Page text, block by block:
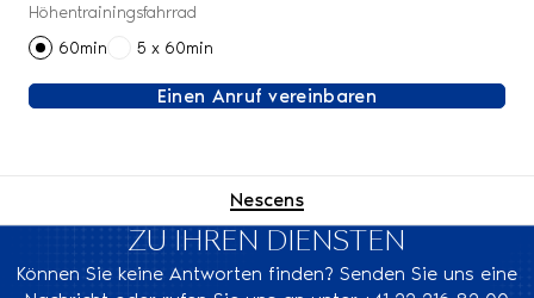
Höhentrainingsfahrrad
60min
5 x 60min
Einen Anruf vereinbaren
Nescens
ZU IHREN DIENSTEN
Können Sie keine Antworten finden? Senden Sie uns eine